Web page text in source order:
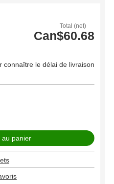
Total (net)
Can$60.68
connaître le délai de livraison